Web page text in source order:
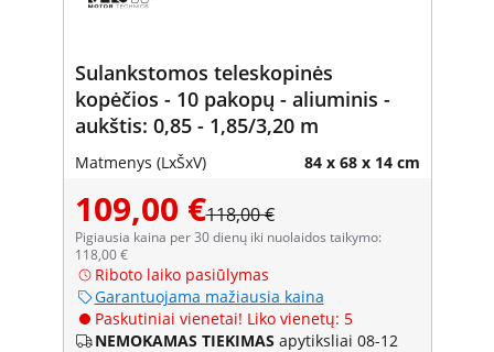
Sulankstomos teleskopinės
kopėčios - 10 pakopų - aliuminis -
aukštis: 0,85 - 1,85/3,20 m
Matmenys (LxŠxV) 84 x 68 x 14 cm
109,00 €118,00 €
Pigiausia kaina per 30 dienų iki nuolaidos taikymo:
118,00 €
Riboto laiko pasiūlymas
Garantuojama mažiausia kaina
Paskutiniai vienetai! Liko vienetų: 5
NEMOKAMAS TIEKIMAS apytiksliai 08-12